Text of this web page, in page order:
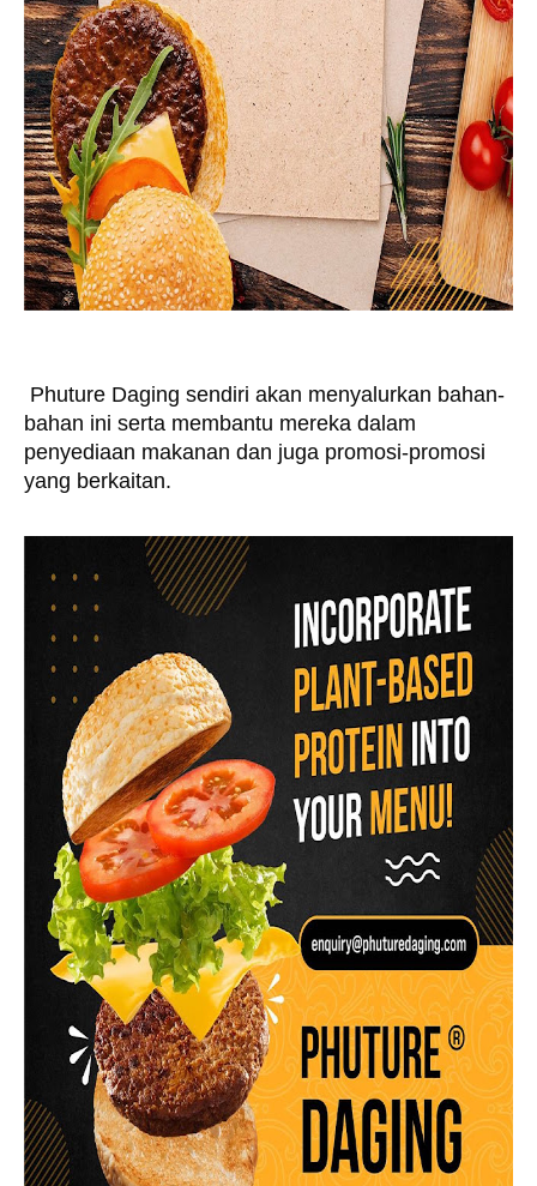
bahan ini serta membantu mereka dalam
penyediaan makanan dan juga promosi-promosi
yang berkaitan.